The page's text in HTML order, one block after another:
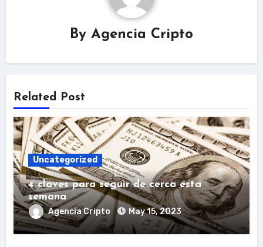
By Agencia Cripto
Related Post
Uncategorized
4 claves para seguir de cerca esta
semana
Agencia Cripto May 15, 2023